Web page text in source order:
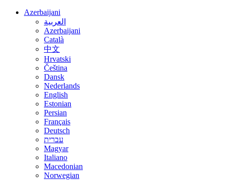
Azerbaijani
العربية
Azerbaijani
Català
中文
Hrvatski
Čeština
Dansk
Nederlands
English
Estonian
Persian
Français
Deutsch
עברית
Magyar
Italiano
Macedonian
Norwegian